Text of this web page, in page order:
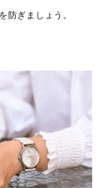
防ぎましょう。